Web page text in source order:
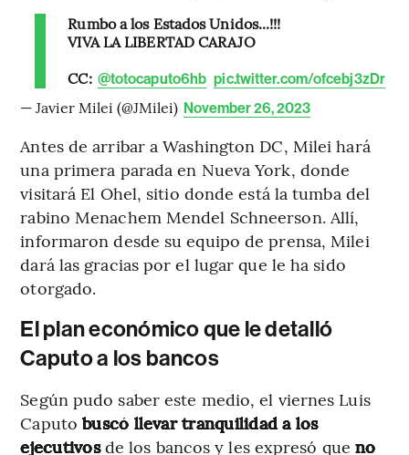
Rumbo a los Estados Unidos...!!!
VIVA LA LIBERTAD CARAJO
CC: @totocaputo6hb pic.twitter.com/ofcebj3zDr
— Javier Milei (@JMilei) November 26, 2023
Antes de arribar a Washington DC, Milei hará
una primera parada en Nueva York, donde
visitará El Ohel, sitio donde está la tumba del
rabino Menachem Mendel Schneerson. Allí,
informaron desde su equipo de prensa, Milei
dará las gracias por el lugar que le ha sido
otorgado.
El plan económico que le detalló
Caputo a los bancos
Según pudo saber este medio, el viernes Luis
Caputobuscó llevar tranquilidad a los
ejecutivosde los bancos y les expresó queno